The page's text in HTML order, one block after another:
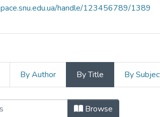
handle/123456789/1389
By Author By Title By
Browse